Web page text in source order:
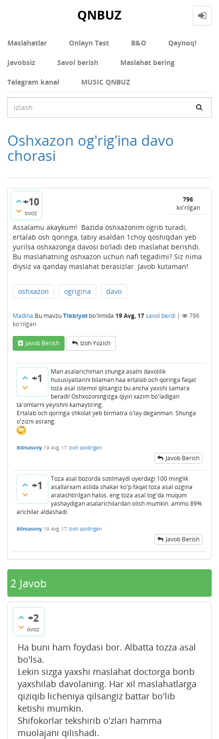
QNBUZ
Maslahatlar Onlayn Test В&О Qaynoq!
Javobsiz Savol berish Maslahat bering
Telegram kanal MUSIC QNBUZ
Oshxazon og'rig'ina davo
chorasi
+10
ovoz
796
ko'rilgan
Assalamu akaykum! Bazida oshxazonim ogrib turadi,
ertalab osh qoringa, tabiy asaldan 1choy qoshiqdan yeb
yurilsa oshxazonga davosi bo'ladi deb maslahat berishdi.
Bu maslahatning oshxazon uchun nafi tegadimi? Siz nima
diysiz va qanday maslahat berasizlar. Javob kutaman!
oshxazon ogrigina davo
Madina Bu mavzuTibbiyot bo'limida 19 Avg, 17savol berdi |
796
ko'rilgan
Javob Berish Izoh Yozish
+1
Man asalarichiman shunga asalni davolilik
hususiyatlarini bilaman haa ertalab och qoringa faqat
toza asal istemol qilsangiz bu ancha yaxshi samara
beradi! Oshxozoningizga qiyin xazim bo'ladigan
ta'omlarni yeyishni kamaytiring.
Ertalab och qoringa shkolat yeb birmatra o'lay deganman. Shunga
o'zizni asrang.
Bilmasvoy 19 Avg, 17 Izoh qoldirgan
Javob Berish
+1
Toza asal bozorda sotilmaydi uyerdagi 100 minglik
asallarxam aslida shakar ko'p faqat toza asal ozgina
aralashtirilgan halos. eng toza asal tog'da muqum
yashaydigan asalarichilardan olish mumkin. ammo 89%
arichilar aldashadi.
Bilmasvoy 19 Avg, 17 Izoh qoldirgan
Javob Berish
2 Javob
+2
ovoz
Ha buni ham foydasi bor. Albatta tozza asal
bo'lsa.
Lekin sizga yaxshi maslahat doctorga borib
yaxshilab davolaning. Har xil maslahatlarga
qiziqib licheniya qilsangiz battar bo'lib
ketishi mumkin.
Shifokorlar tekshirib o'zlari hamma
muolajani qilishadi.